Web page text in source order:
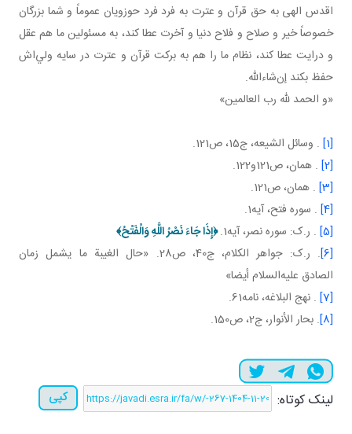
اقدس الهی به حق قرآن و عترت به فرد فرد حوزويان عموماً و شما بزرگان
خصوصاً خير و صلاح و فلاح دنيا و آخرت عطا کند، به مسئولين ما هم عقل
و درايت عطا کند، نظام ما را هم به برکت قرآن و عترت در سايه ولي‌اش
حفظ بکند إن‌شاءالله.
«و الحمد لله رب العالمين»
[1] . وسائل الشيعه، ج15، ص121.
[2]
. همان، ص121و122.
[3]
. همان، ص121.
[4]
. سوره فتح، آيه1.
[5]
. ر.ک: سوره نصر، آيه1. ﴿إِذَا جَاءَ نَصْرُ اللَّهِ وَالْفَتْحُ﴾
[6]
. ر.ک: جواهر الکلام، ج40، ص28. «حال الغيبة ما يشمل زمان
الصادق عليه‌السلام أيضا»
[7]
. نهج البلاغه، نامه61.
[8] . بحار الأنوار، ج‏2، ص150.
لینک کوتاه: کپی